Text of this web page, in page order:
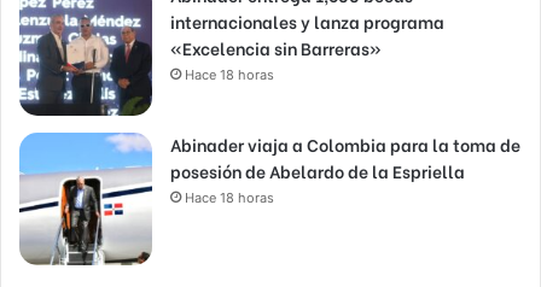
internacionales y lanza programa
«Excelencia sin Barreras»
Hace 18 horas
Abinader viaja a Colombia para la toma de
posesión de Abelardo de la Espriella
Hace 18 horas